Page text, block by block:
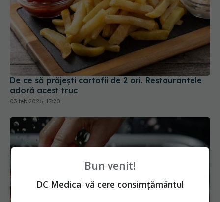
De ce să prăjești cartofii de 2 ori. Restaurantele
adoră acest truc
03 feb 2026, 17:20
Bun venit!
DC Medical vă cere consimțământul